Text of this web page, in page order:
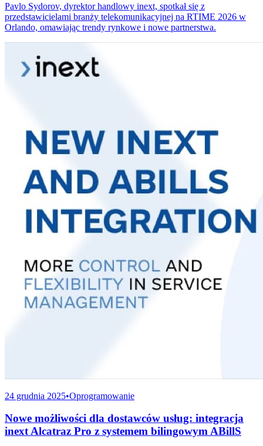
Pavlo Sydorov, dyrektor handlowy inext, spotkał się z
przedstawicielami branży telekomunikacyjnej na RTIME 2026 w
Orlando, omawiając trendy rynkowe i nowe partnerstwa.
24 grudnia 2025•Oprogramowanie
Nowe możliwości dla dostawców usług: integracja
inext Alcatraz Pro z systemem bilingowym ABillS